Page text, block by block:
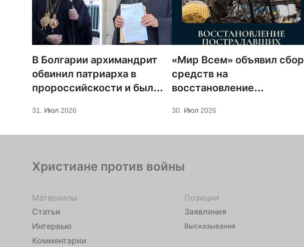
В Болгарии архимандрит
обвинил патриарха в
пророссийскости и был
31. Июл 2026
«Мир Всем» объявил сбор
средств на
восстановление
молитвенных домов в
30. Июл 2026
Христиане против войны
Материалы
Статьи
Интервью
Комментарии
Позиции
Заявления
Высказывания